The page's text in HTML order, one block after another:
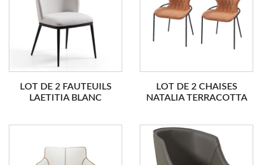
LOT DE 2 FAUTEUILS
LAETITIA BLANC
LOT DE 2 CHAISES
NATALIA TERRACOTTA